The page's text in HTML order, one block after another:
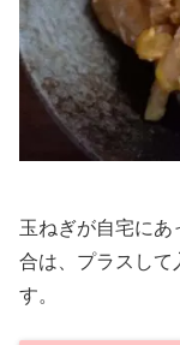
玉ねぎが自宅に
合は、プラスして
す。